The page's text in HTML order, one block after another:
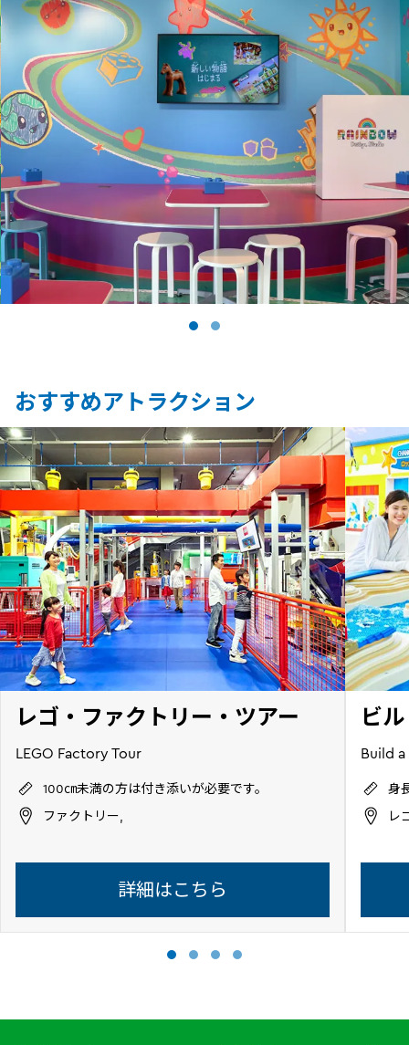
おすすめアトラクション
レゴ・ファクトリー・ツアー
LEGO Factory Tour
100㎝未満の方は付き添いが必要です。
ファクトリー,
詳細はこちら
ビ
Build
身
レ